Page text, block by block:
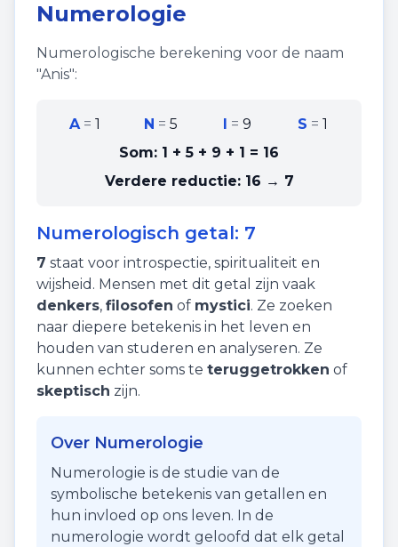
Numerologie
Numerologische berekening voor de naam
"Anis":
A=1 N =5 I = 9 S =1
Som: 1 + 5 + 9 + 1 = 16
Verdere reductie: 16 → 7
Numerologisch getal: 7
7 staat voor introspectie, spiritualiteit en
wijsheid . Mensen met dit getal zijn vaak
denkers, filosofen of mystici. Ze zoeken
naar diepere betekenis in het leven en
houden van studeren en analyseren. Ze
kunnen echter soms te teruggetrokken of
skeptisch zijn.
Over Numerologie
Numerologie is de studie van de
symbolische betekenis van getallen en
hun invloed op ons leven. In de
numerologie wordt geloofd dat elk getal